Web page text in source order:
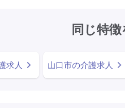
同じ特
求人 山口市の介護求人